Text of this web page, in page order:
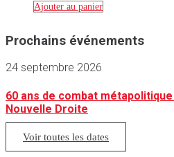
Ajouter au panier
Prochains événements
24 septembre 2026
60 ans de combat
Nouvelle Droite
Voir toutes les dates